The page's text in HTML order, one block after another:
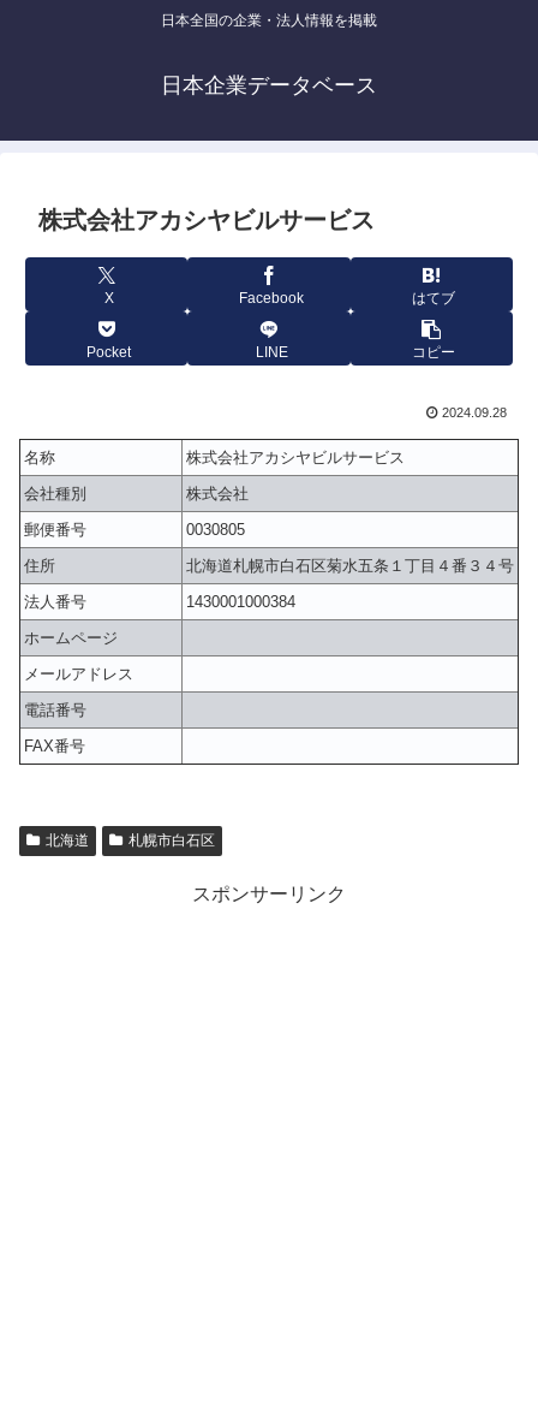
日本全国の企業・法人情報を掲載
日本企業データベース
株式会社アカシヤビルサービス
X Facebook はてブ
Pocket LINE コピー
2024.09.28
名称
株式会社アカシヤビルサービス
会社種別
株式会社
郵便番号
0030805
住所
北海道札幌市白石区菊水五条１丁目４番３４号
法人番号
1430001000384
ホームページ
メールアドレス
電話番号
FAX番号
北海道 札幌市白石区
スポンサーリンク